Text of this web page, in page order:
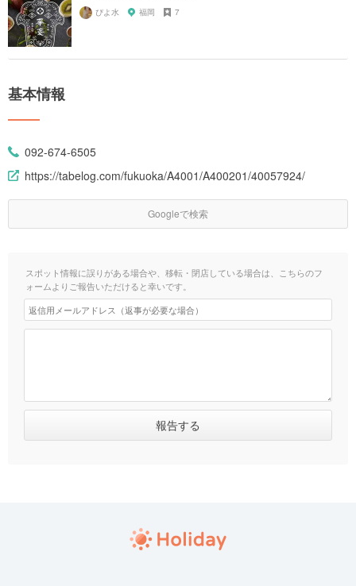
ぴよ水 福岡 7
基本情報
092-674-6505
https://tabelog.com/fukuoka/A4001/A400201/40057924/
Googleで検索
スポット情報に誤りがある場合や、移転・閉店している場合は、こちらのフ
ォームよりご報告いただけると幸いです。